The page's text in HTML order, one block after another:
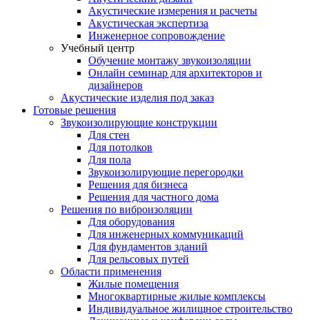
Акустические измерения и расчеты
Акустическая экспертиза
Инженерное сопровождение
Учебный центр
Обучение монтажу звукоизоляции
Онлайн семинар для архитекторов и
дизайнеров
Акустические изделия под заказ
Готовые решения
Звукоизолирующие конструкции
Для стен
Для потолков
Для пола
Звукоизолирующие перегородки
Решения для бизнеса
Решения для частного дома
Решения по виброизоляции
Для оборудования
Для инженерных коммуникаций
Для фундаментов зданий
Для рельсовых путей
Области применения
Жилые помещения
Многоквартирные жилые комплексы
Индивидуальное жилищное строительство